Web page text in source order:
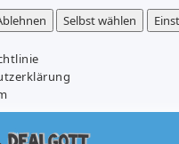
Selbst wählen